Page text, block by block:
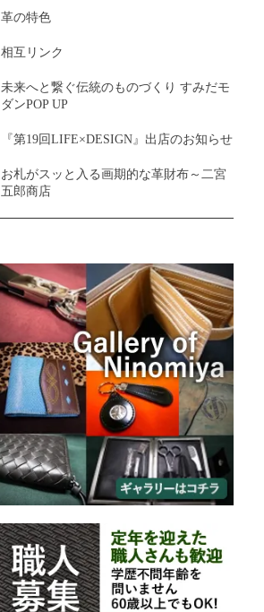
革の特色
相互リンク
未来へと繋ぐ伝統のものづくり すみだモ
ダンPOP UP
『第19回LIFE×DESIGN』出店のお知らせ
お札がスッと入る画期的な革財布～二宮
五郎商店